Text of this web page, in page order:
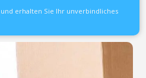
und erhalten Sie Ihr unverbindliches